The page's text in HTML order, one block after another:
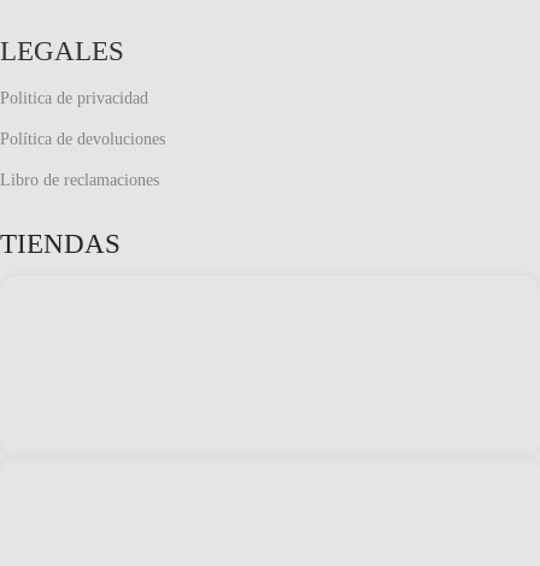
LEGALES
Politica de privacidad
Política de devoluciones
Libro de reclamaciones
TIENDAS